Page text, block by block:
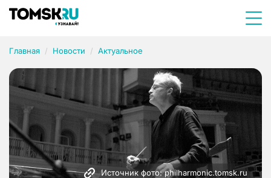
Главная Новости Актуальное
Источник фото: philharmonic.tomsk.ru